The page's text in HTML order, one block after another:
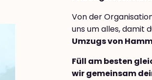
Von der
uns um alles, damit
Umzugs von
Füll am besten
wir gemeinsam